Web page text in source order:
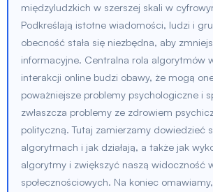
międzyludzkich w szerszej skali w
Podkreślają istotne wiadomości, ludzi i
obecność stała się niezbędna, aby
informacyjne. Centralna rola algorytmów
interakcji online budzi obawy, że mogą
poważniejsze problemy psychologiczne i
zwłaszcza problemy ze zdrowiem
polityczną. Tutaj zamierzamy dowiedzieć
algorytmach i jak działają, a także jak
algorytmy i zwiększyć naszą widoczność
społecznościowych. Na koniec